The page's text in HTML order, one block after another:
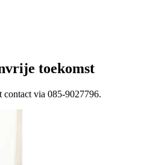
toekomst
contact via 085-9027796.